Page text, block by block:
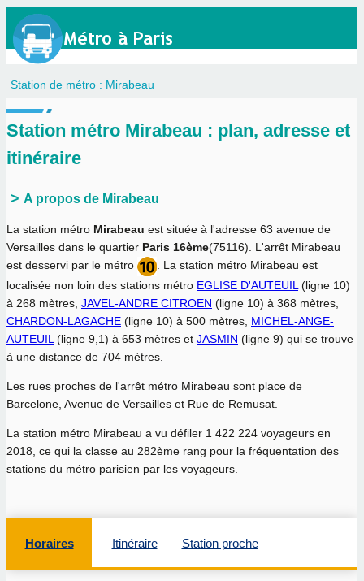
Station de métro : Mirabeau
Station métro Mirabeau : plan, adresse et
itinéraire
A propos de Mirabeau
La station métro Mirabeau est située à l'adresse 63 avenue de
Versailles dans le quartier Paris 16ème(75116). L'arrêt Mirabeau
est desservi par le métro
. La station métro Mirabeau est
localisée non loin des stations métro EGLISE D'AUTEUIL (ligne 10)
à 268 mètres, JAVEL-ANDRE CITROEN (ligne 10) à 368 mètres,
CHARDON-LAGACHE (ligne 10) à 500 mètres, MICHEL-ANGE-
AUTEUIL (ligne 9,1) à 653 mètres et JASMIN (ligne 9) qui se trouve
à une distance de 704 mètres.
Les rues proches de l'arrêt métro Mirabeau sont place de
Barcelone, Avenue de Versailles et Rue de Remusat.
La station métro Mirabeau a vu défiler 1 422 224 voyageurs en
2018, ce qui la classe au 282ème rang pour la fréquentation des
stations du métro parisien par les voyageurs.
Horaires Itinéraire Station proche